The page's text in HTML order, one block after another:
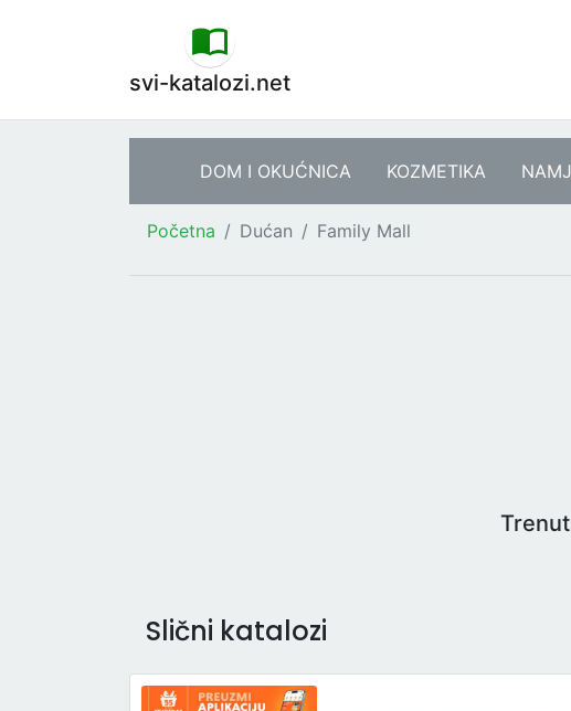
svi-katalozi.net
DOM I OKUĆNICA KOZMETIKA
Početna Dućan Family Mall
Slični katalozi